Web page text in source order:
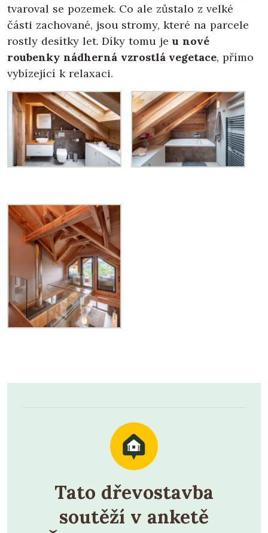
tvaroval se pozemek. Co ale zůstalo z velké
části zachované, jsou stromy, které na parcele
rostly desítky let. Díky tomu jeu nové
roubenky nádherná vzrostlá vegetace, přímo
vybízející k relaxaci.
Tato dřevostavba
soutěží v anketě